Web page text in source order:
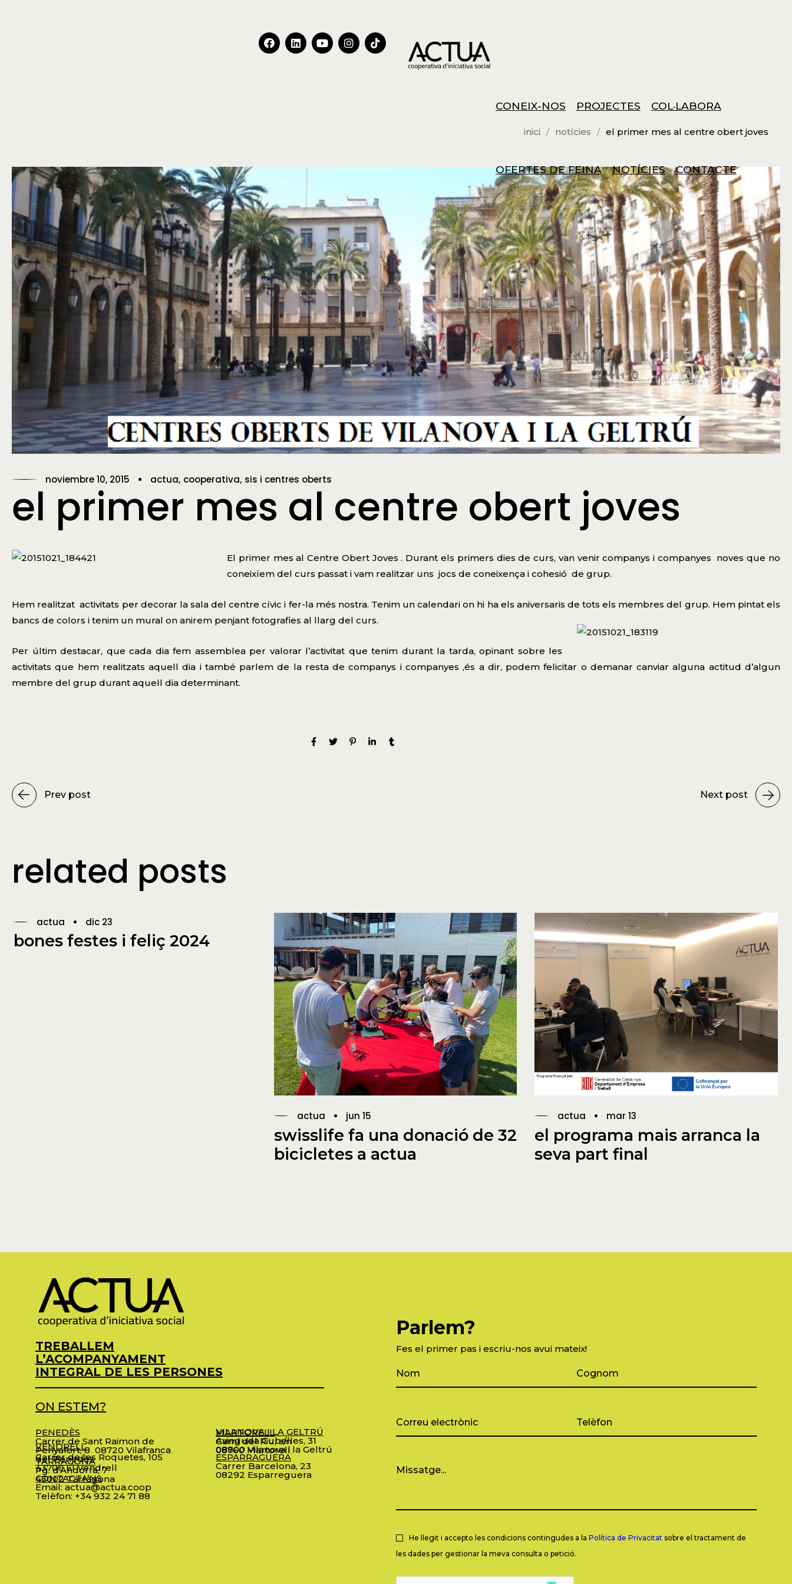
CONEIX-NOS PROJECTES COL·LABORA
OFERTES DE FEINA NOTÍCIES CONTACTE
inici notícies el primer mes al centre obert joves
noviembre 10, 2015 actua cooperativa sis i centres oberts
el primer mes al centre obert joves
El primer mes al Centre Obert Joves . Durant els primers dies de curs, van venir companys i companyes noves que no
coneixíem del curs passat i vam realitzar uns jocs de coneixença i cohesió de grup.
Hem realitzat activitats per decorar la sala del centre cívic i fer-la més nostra. Tenim un calendari on hi ha els aniversaris de tots els membres del grup. Hem pintat els
bancs de colors i tenim un mural on anirem penjant fotografies al llarg del curs.
Per últim destacar, que cada dia fem assemblea per valorar l’activitat que tenim durant la tarda, opinant sobre les
activitats que hem realitzats aquell dia i també parlem de la resta de companys i companyes ,és a dir, podem felicitar o demanar canviar alguna actitud d’algun
membre del grup durant aquell dia determinant.
Prev post Next post
related posts
actua dic 23
bones festes i feliç 2024
actua jun 15
swisslife fa una donació de 32
bicicletes a actua
actua mar 13
el programa mais arranca la
seva part final
TREBALLEM
L’ACOMPANYAMENT
INTEGRAL DE LES PERSONES
ON ESTEM?
PENEDÈS
Carrer de Sant Raimon de
Penyafort, 8 08720 Vilafranca
del Penedès
VENDRELL
Carrer de les Roquetes, 105
43700 El Vendrell
TARRAGONA
Pg. d’Andorra, 7
43002 Tarragona
CONTACTA’NS
Email: actua@actua.coop
Telèfon: +34 932 24 71 88
MARTORELL
Camí del Riu, s/n
08760 Martorell
VILANOVA I LA GELTRÚ
Avinguda Cubelles, 31
08800 Vilanova i la Geltrú
ESPARRAGUERA
Carrer Barcelona, 23
08292 Esparreguera
Parlem?
Fes el primer pas i escriu-nos avui mateix!
He llegit i accepto les condicions contingudes a la Política de Privacitat sobre el tractament de
les dades per gestionar la meva consulta o petició.